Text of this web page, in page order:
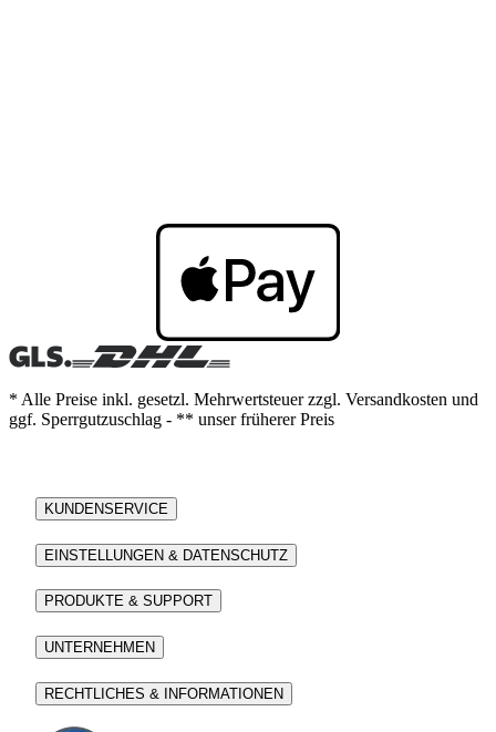
* Alle Preise inkl. gesetzl. Mehrwertsteuer zzgl. Versandkosten und
ggf. Sperrgutzuschlag - ** unser früherer Preis
KUNDENSERVICE
EINSTELLUNGEN & DATENSCHUTZ
PRODUKTE & SUPPORT
UNTERNEHMEN
RECHTLICHES & INFORMATIONEN